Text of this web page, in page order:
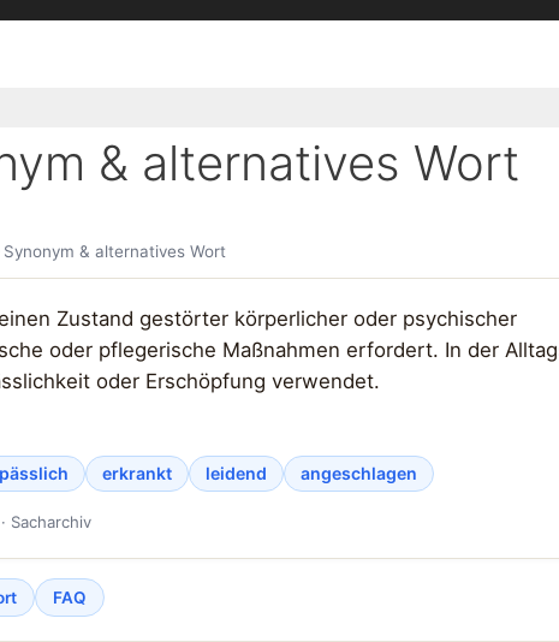
& alternatives Wort
& alternatives Wort
Zustand gestörter körperlicher oder psychischer
oder pflegerische Maßnahmen erfordert. In der
oder Erschöpfung verwendet.
erkrankt leidend angeschlagen
Sacharchiv
FAQ